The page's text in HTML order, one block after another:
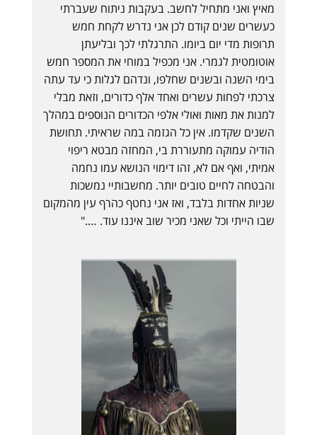
מאיץ ואני מתחיל לחשב. בעקבות ניתוח שעברתי
כעשרים שנים קודם לכן אני נדרש לקחת חמש
תרופות מדי יום ביומו. התרגלתי לכך ובליעתן
אוטומטית לגמרי. אני מכפיל במוחי את המספר חמש
בימי השנה ובשנים שחלפו, ונדהם לגלות כי עד עתה
צרכתי לפחות עשרים ואחד אלף כדורים, וזאת מבלי
למנות את מאות ואולי אלפי הכדורים הנוספים במהלך
השנים שקדמו. אין כל הגזמה במה שראיתי. תחושת
הודיה עמוקה מתעוררת בי, המחזה מבטא ריפוי
אמיתי, ואף אם לא, זהו דימוי הנושא עמו נחמה
והבטחה לחיים טובים יותר. מחשבותיי נמשכות
שניות אחדות בלבד, ואז אני נחטף כהרף עין מהמקום
שבו הייתי וכל שאני מכיר שוב איננו עוד. …."